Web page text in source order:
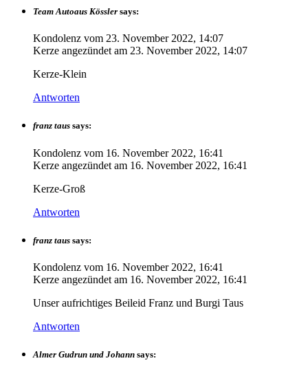
Team Autoaus Kössler says:
Kondolenz vom 23. November 2022, 14:07
Kerze angezündet am 23. November 2022, 14:07
Kerze-Klein
Antworten
franz taus says:
Kondolenz vom 16. November 2022, 16:41
Kerze angezündet am 16. November 2022, 16:41
Kerze-Groß
Antworten
franz taus says:
Kondolenz vom 16. November 2022, 16:41
Kerze angezündet am 16. November 2022, 16:41
Unser aufrichtiges Beileid Franz und Burgi Taus
Antworten
Almer Gudrun und Johann says: